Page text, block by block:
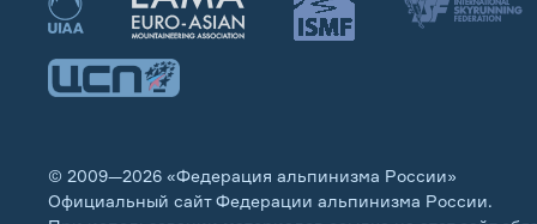
© 2009—2026 «Федерация альпинизма России»
Официальный сайт Федерации альпинизма России.